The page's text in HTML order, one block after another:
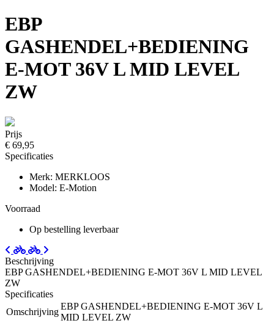
EBP
GASHENDEL+BEDIENING
E-MOT 36V L MID LEVEL
ZW
Prijs
€ 69,95
Specificaties
Merk: MERKLOOS
Model: E-Motion
Voorraad
Op bestelling leverbaar
Beschrijving
EBP GASHENDEL+BEDIENING E-MOT 36V L MID LEVEL
ZW
Specificaties
Omschrijving
EBP GASHENDEL+BEDIENING E-MOT 36V L
MID LEVEL ZW